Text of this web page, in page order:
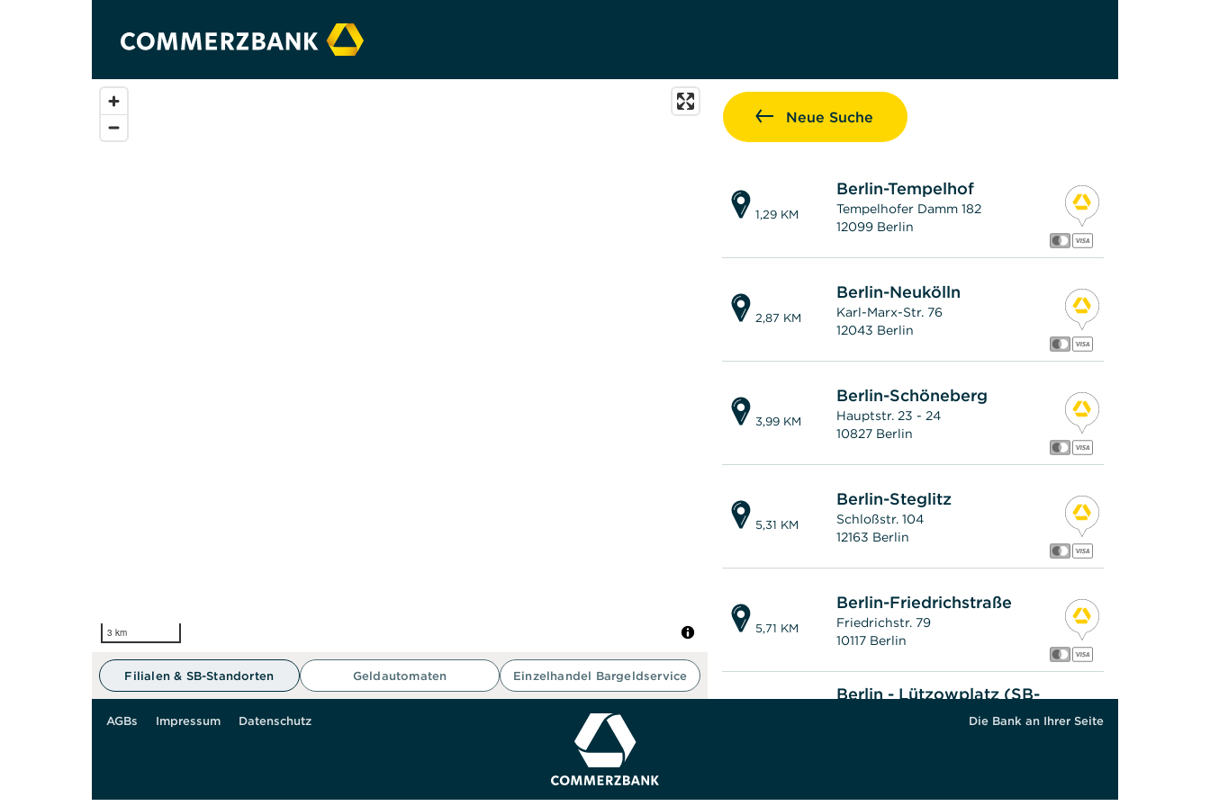
3 km
Filialen & SB-Standorten Geldautomaten Einzelhandel Bargeldservice
Neue Suche
1,29 KM
Berlin-Tempelhof
Tempelhofer Damm 182
12099 Berlin
2,87 KM
Berlin-Neukölln
Karl-Marx-Str. 76
12043 Berlin
3,99 KM
Berlin-Schöneberg
Hauptstr. 23 - 24
10827 Berlin
5,31 KM
Berlin-Steglitz
Schloßstr. 104
12163 Berlin
5,71 KM
Berlin-Friedrichstraße
Friedrichstr. 79
10117 Berlin
Berlin - Lützowplatz (SB-
Berlin - Koppenstraße (SB-
AGBs Impressum Datenschutz Die Bank an Ihrer Seite